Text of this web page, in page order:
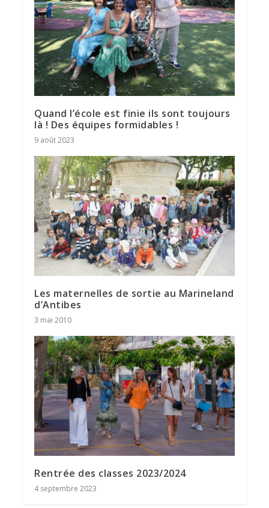
Quand l’école est finie ils sont toujours
là ! Des équipes formidables !
9 août 2023
Les maternelles de sortie au Marineland
d’Antibes
3 mai 2010
Rentrée des classes 2023/2024
4 septembre 2023